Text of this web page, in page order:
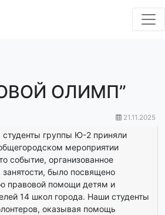
ОЛИМП”
21.11.2025
студенты группы Ю-2 приняли
мероприятии
событие, организованное
было посвящено
правовой помощи детям и
14 школ города. Наши студенты
оказывая помощь